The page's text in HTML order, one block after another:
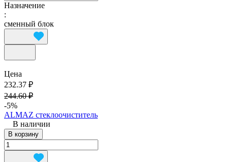
Назначение
:
сменный блок
Цена
232.37 ₽
244.60 ₽
-5%
ALMAZ стеклоочиститель
В наличии
В корзину